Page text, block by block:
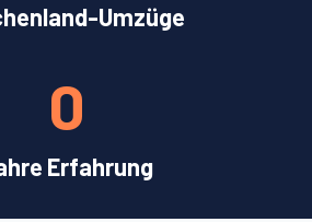
Umzüge
Erfahrung
0